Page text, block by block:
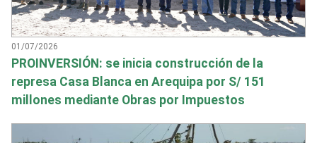
01/07/2026
PROINVERSIÓN: se inicia construcción de la
represa Casa Blanca en Arequipa por S/ 151
millones mediante Obras por Impuestos